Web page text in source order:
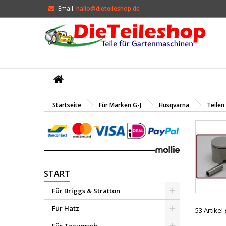
Email: hallo@dieteileshop.de
Startseite Für Marken G-J Husqvarna
START
Für Briggs & Stratton
Für Hatz
53 Artikel